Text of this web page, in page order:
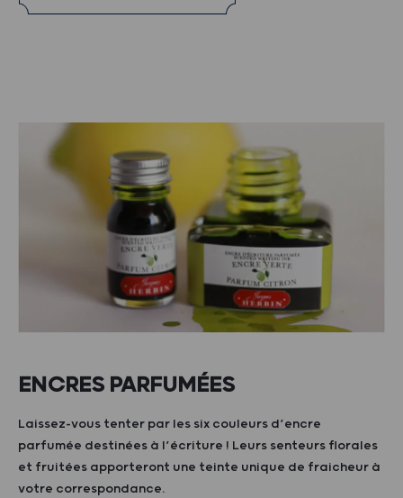
ENCRES PARFUMÉES
Laissez-vous tenter par les six couleurs d’encre
parfumée destinées à l’écriture ! Leurs senteurs florales
et fruitées apporteront une teinte unique de fraicheur à
votre correspondance.